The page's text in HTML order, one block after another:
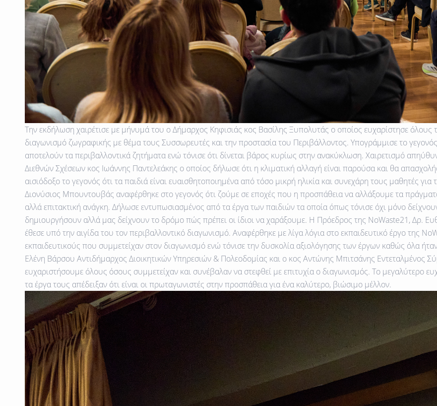
Την εκδήλωση χαιρέτισε με μήνυμά του ο Δήμαρχος Κηφισιάς κος Βασίλης Ξυπολυτάς ο οποίος ευχαρίστησε
διαγωνισμό ζωγραφικής με θέμα τους Συσσωρευτές και την προστασία του Περιβάλλοντος. Υπογράμμισε το
αποτελούν τα περιβαλλοντικά ζητήματα ενώ τόνισε ότι δίνεται βάρος κυρίως στην ανακύκλωση. Χαιρετισμό
Διεθνών Σχέσεων κος Ιωάννης Παντελεάκης ο οποίος δήλωσε ότι η κλιματική αλλαγή είναι παρούσα και θα
αισιόδοξο το γεγονός ότι τα παιδιά είναι ευαισθητοποιημένα από τόσο μικρή ηλικία και συνεχάρη τους μαθητές
Διονύσιος Μπουντουβάς αναφέρθηκε στο γεγονός ότι ζούμε σε εποχές που η προσπάθεια να αλλάξουμε τα
αλλά επιτακτική ανάγκη. Δήλωσε εντυπωσιασμένος από τα έργα των παιδιών τα οποία όπως τόνισε όχι μόνο
δημιουργήσουν αλλά μας δείχνουν το δρόμο πώς πρέπει οι ίδιοι να χαράξουμε. Η Πρόεδρος της NoWaste21, Δρ.
έθεσε υπό την αιγίδα του τον περιβαλλοντικό διαγωνισμό. Αναφέρθηκε με λίγα λόγια στο εκπαιδευτικό έργο της
εκπαιδευτικούς που συμμετείχαν στον διαγωνισμό ενώ τόνισε την δυσκολία αξιολόγησης των έργων καθώς όλα
Ελένη Βάρσου Αντιδήμαρχος Διοικητικών Υπηρεσιών & Πολεοδομίας και ο κος Αντώνης Μπιτσάνης
ευχαριστήσουμε όλους όσους συμμετείχαν και συνέβαλαν να στεφθεί με επιτυχία ο διαγωνισμός. To μεγαλύτερο
τα έργα τους απέδειξαν ότι είναι οι πρωταγωνιστές στην προσπάθεια για ένα καλύτερο, βιώσιμο μέλλον.